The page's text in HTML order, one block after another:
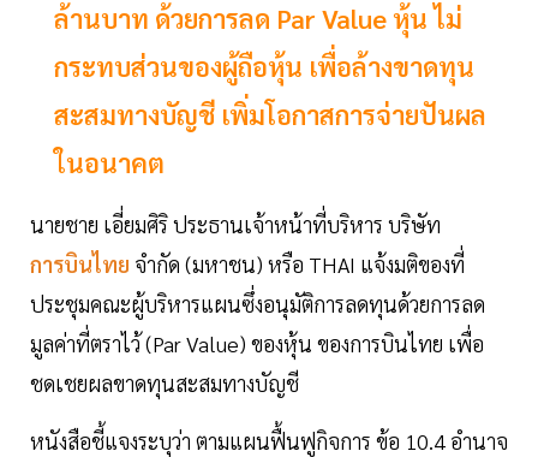
ล้านบาท ด้วยการลด Par Value หุ้น ไม่
กระทบส่วนของผู้ถือหุ้น เพื่อล้างขาดทุน
สะสมทางบัญชี เพิ่มโอกาสการจ่ายปันผล
ในอนาคต
นายชาย เอี่ยมศิริ ประธานเจ้าหน้าที่บริหาร บริษัท
การบินไทย จำกัด (มหาชน) หรือ THAI แจ้งมติของที่
ประชุมคณะผู้บริหารแผนซึ่งอนุมัติการลดทุนด้วยการลด
มูลค่าที่ตราไว้ (Par Value) ของหุ้น ของการบินไทย เพื่อ
ชดเชยผลขาดทุนสะสมทางบัญชี
หนังสือชี้แจงระบุว่า ตามแผนฟื้นฟูกิจการ ข้อ 10.4 อำนาจ